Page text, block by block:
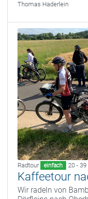
Thomas Haderlein
Radtour einfach 20 - 39
Kaffeetour
Wir radeln von